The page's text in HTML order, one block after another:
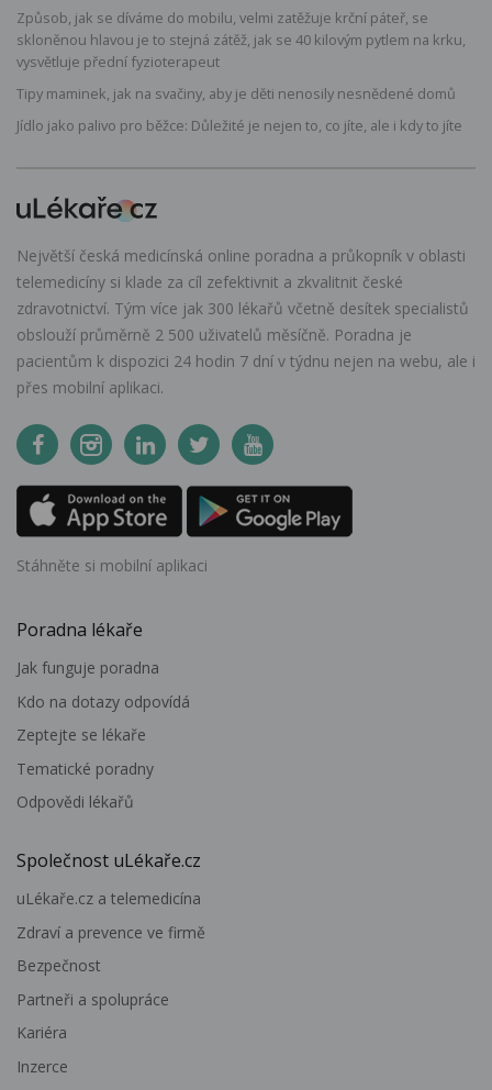
Způsob, jak se díváme do mobilu, velmi zatěžuje krční páteř, se
skloněnou hlavou je to stejná zátěž, jak se 40 kilovým pytlem na krku,
vysvětluje přední fyzioterapeut
Tipy maminek, jak na svačiny, aby je děti nenosily nesnědené domů
Jídlo jako palivo pro běžce: Důležité je nejen to, co jíte, ale i kdy to jíte
Největší česká medicínská online poradna a průkopník v oblasti
telemedicíny si klade za cíl zefektivnit a zkvalitnit české
zdravotnictví. Tým více jak 300 lékařů včetně desítek specialistů
obslouží průměrně 2 500 uživatelů měsíčně. Poradna je
pacientům k dispozici 24 hodin 7 dní v týdnu nejen na webu, ale i
přes mobilní aplikaci.
Stáhněte si mobilní aplikaci
Poradna lékaře
Jak funguje poradna
Kdo na dotazy odpovídá
Zeptejte se lékaře
Tematické poradny
Odpovědi lékařů
Společnost uLékaře.cz
uLékaře.cz a telemedicína
Zdraví a prevence ve firmě
Bezpečnost
Partneři a spolupráce
Kariéra
Inzerce